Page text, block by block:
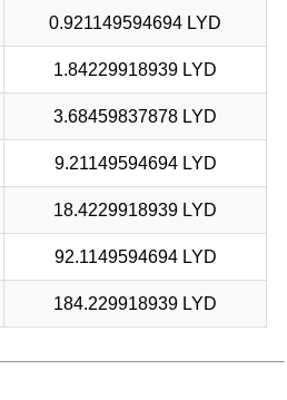
0.921149594694 LYD
1.84229918939 LYD
3.68459837878 LYD
9.21149594694 LYD
18.4229918939 LYD
92.1149594694 LYD
184.229918939 LYD